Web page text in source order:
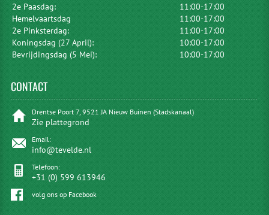
2e Paasdag:
11:00-17:00
Hemelvaartsdag
11:00-17:00
2e Pinksterdag:
11:00-17:00
Koningsdag (27 April):
10:00-17:00
Bevrijdingsdag (5 Mei):
10:00-17:00
CONTACT
Drentse Poort 7, 9521 JA Nieuw Buinen (Stadskanaal)
Zie plattegrond
Email:
info@tevelde.nl
Telefoon:
+31 (0) 599 613946
volg ons op Facebook